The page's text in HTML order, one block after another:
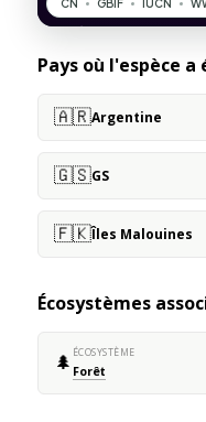
Pays où l'espèce
🇦🇷Argentine
🇬🇸GS
🇫🇰Îles Malouines
Écosystèmes
🌲 ÉCOSYSTÈME
Forêt